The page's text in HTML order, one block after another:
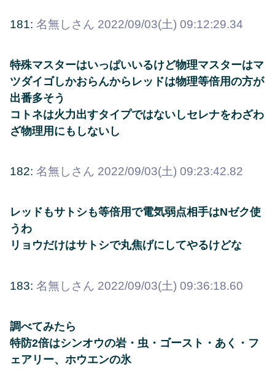
181: 名無しさん 2022/09/03(土) 09:12:29.34
特殊マスターはいっぱいいるけど物理マスターはマ
ツダイゴしかおらんからレッドは物理等倍用の方が
出番多そう
コトネは火力出すタイプではないしセレナをわざわ
ざ物理用にもしないし
182: 名無しさん 2022/09/03(土) 09:23:42.82
レッドもサトシも等倍用で電気弱点相手はNゼク使
うわ
リョウだけはサトシで丸焦げにしてやるけどな
183: 名無しさん 2022/09/03(土) 09:36:18.60
調べてみたら
特防2倍はシンオウの岩・虫・ゴースト・あく・フ
ェアリー、ホウエンの氷